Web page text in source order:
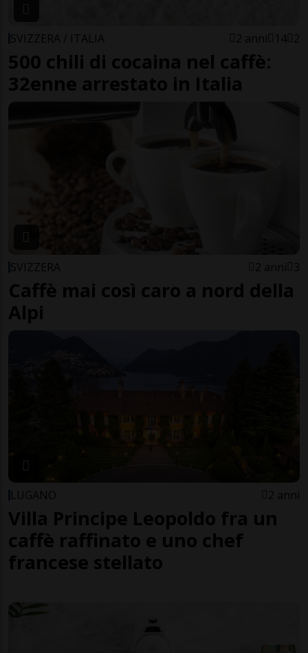
SVIZZERA / ITALIA 2 anni 14 2
500 chili di cocaina nel caffè:
32enne arrestato in Italia
SVIZZERA 2 anni 3
Caffè mai così caro a nord della
Alpi
LUGANO 2 anni
Villa Principe Leopoldo fra un
caffè raffinato e uno chef
francese stellato